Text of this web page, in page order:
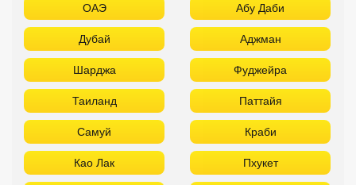
ОАЭ Абу Даби
Дубай Аджман
Шарджа Фуджейра
Таиланд Паттайя
Самуй Краби
Као Лак Пхукет